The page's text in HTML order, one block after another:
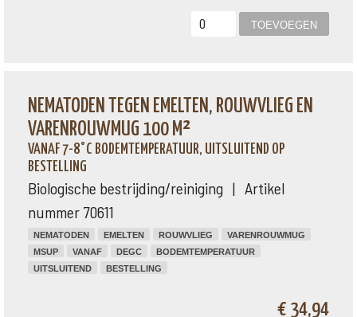
NEMATODEN TEGEN EMELTEN, ROUWVLIEG EN
VARENROUWMUG 100 M²
VANAF 7-8°C BODEMTEMPERATUUR, UITSLUITEND OP
BESTELLING
Biologische bestrijding/reiniging | Artikel
nummer 70611
NEMATODEN EMELTEN ROUWVLIEG
VARENROUWMUG
MSUP
VANAF DEGC
BODEMTEMPERATUUR
UITSLUITEND
BESTELLING
€ 34,94